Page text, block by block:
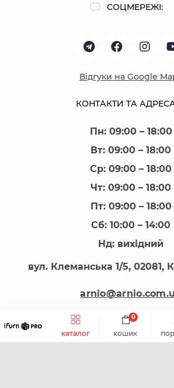
каталог кошик
0
КОНТАКТИ ТА
Пн: 09:00 – 18:00
Вт: 09:00 – 18:00
Ср: 09:00 – 18:00
Чт: 09:00 – 18:00
Пт: 09:00 – 18:00
Сб: 10:00 – 14:00
Нд: вихідний
вул. Клеманська 1/5, 02081,
СОЦМЕРЕЖІ:
Відгуки на Google